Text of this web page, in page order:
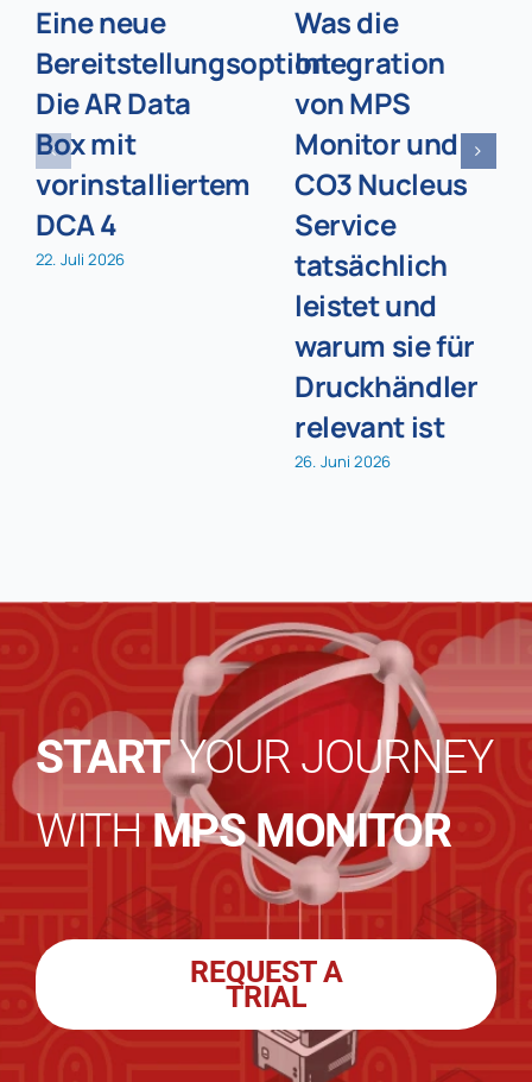
Eine neue
Bereitstellungsoption:
Die AR Data
Box mit
vorinstalliertem
DCA 4
22. Juli 2026
Was die
Integration
von MPS
Monitor und
CO3 Nucleus
Service
tatsächlich
leistet und
warum sie für
Druckhändler
relevant ist
26. Juni 2026
STARTYOUR JOURNEY
WITHMPS MONITOR
REQUEST A
TRIAL